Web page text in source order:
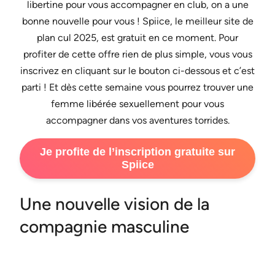
libertine pour vous accompagner en club, on a une
bonne nouvelle pour vous ! Spiice, le meilleur site de
plan cul 2025, est gratuit en ce moment. Pour
profiter de cette offre rien de plus simple, vous vous
inscrivez en cliquant sur le bouton ci-dessous et c’est
parti ! Et dès cette semaine vous pourrez trouver une
femme libérée sexuellement pour vous
accompagner dans vos aventures torrides.
Je profite de l’inscription gratuite sur
Spiice
Une nouvelle vision de la
compagnie masculine